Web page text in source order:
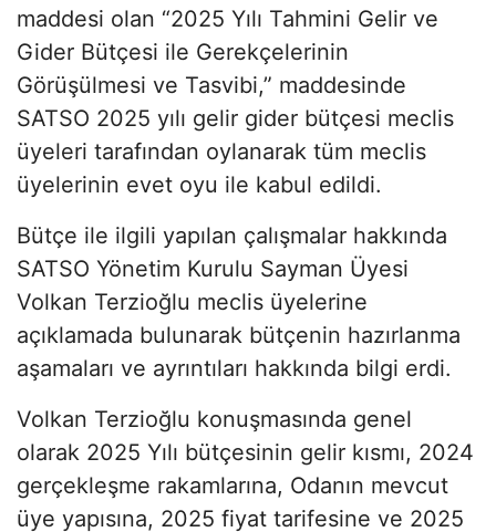
maddesi olan “2025 Yılı Tahmini Gelir ve
Gider Bütçesi ile Gerekçelerinin
Görüşülmesi ve Tasvibi,” maddesinde
SATSO 2025 yılı gelir gider bütçesi meclis
üyeleri tarafından oylanarak tüm meclis
üyelerinin evet oyu ile kabul edildi.
Bütçe ile ilgili yapılan çalışmalar hakkında
SATSO Yönetim Kurulu Sayman Üyesi
Volkan Terzioğlu meclis üyelerine
açıklamada bulunarak bütçenin hazırlanma
aşamaları ve ayrıntıları hakkında bilgi erdi.
Volkan Terzioğlu konuşmasında genel
olarak 2025 Yılı bütçesinin gelir kısmı, 2024
gerçekleşme rakamlarına, Odanın mevcut
üye yapısına, 2025 fiyat tarifesine ve 2025